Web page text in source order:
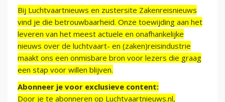
Bij Luchtvaartnieuws en zustersite Zakenreisnieuws
vind je die betrouwbaarheid. Onze toewijding aan het
leveren van het meest actuele en onafhankelijke
nieuws over de luchtvaart- en (zaken)reisindustrie
maakt ons een onmisbare bron voor lezers die graag
een stap voor willen blijven.
Abonneer je voor exclusieve content:
Door je te abonneren op Luchtvaartnieuws.nl,